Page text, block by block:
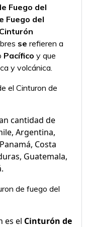
Fuego del
Fuego del
Cinturón
se refieren a
Pacífico y que
y volcánica.
el Cinturon de
cantidad de
Argentina,
Costa
Guatemala,
de fuego del
es el Cinturón de